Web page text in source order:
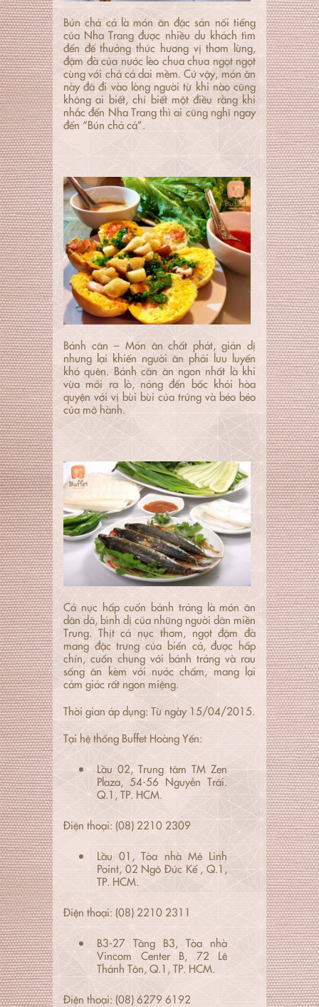
Bún chả cá là món ăn đặc sản nổi tiếng
của Nha Trang được nhiều du khách tìm
đến để thưởng thức hương vị thơm lừng,
đậm đà của nước lèo chua chua ngọt ngọt
cùng với chả cá dai mềm. Cứ vậy, món ăn
này đã đi vào lòng người từ khi nào cũng
không ai biết, chỉ biết một điều rằng khi
nhắc đến Nha Trang thì ai cũng nghĩ ngay
đến “Bún chả cá”.
Bánh căn – Món ăn chất phát, giản dị
nhưng lại khiến người ăn phải lưu luyến
khó quên. Bánh căn ăn ngon nhất là khi
vừa mới ra lò, nóng đến bốc khói hòa
quyện với vị bùi bùi của trứng và béo béo
của mỡ hành.
Cá nục hấp cuốn bánh tráng là món ăn
dân dã, bình dị của những người dân miền
Trung. Thịt cá nục thơm, ngọt đậm đà
mang đặc trưng của biến cả, được hấp
chín, cuốn chung với bánh tráng và rau
sống ăn kèm với nước chấm, mang lại
cảm giác rất ngon miệng.
Thời gian áp dụng: Từ ngày 15/04/2015.
Tại hệ thống Buffet Hoàng Yến:
Lầu 02, Trung tâm TM Zen
Plaza, 54-56 Nguyễn Trãi.
Q.1, TP. HCM.
Điện thoại: (08) 2210 2309
Lầu 01, Tòa nhà Mê Linh
Point, 02 Ngô Đức Kế , Q.1,
TP. HCM.
Điện thoại: (08) 2210 2311
B3-27 Tầng B3, Tòa nhà
Vincom Center B, 72 Lê
Thánh Tôn, Q.1, TP. HCM.
Điện thoại: (08) 6279 6192